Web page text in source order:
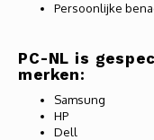
Persoonlijke
PC-NL is
merken:
Samsung
HP
Dell